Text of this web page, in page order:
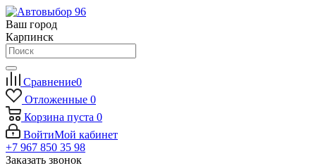
Ваш город
Карпинск
Сравнение0
Отложенные 0
Корзина пуста 0
ВойтиМой кабинет
+7 967 850 35 98
Заказать звонок